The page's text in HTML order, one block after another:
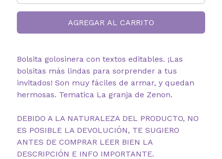
AGREGAR AL CARRITO
Bolsita golosinera con textos editables. ¡Las
bolsitas más lindas para sorprender a tus
invitados! Son muy fáciles de armar, y quedan
hermosas. Tematica La granja de Zenon.
DEBIDO A LA NATURALEZA DEL PRODUCTO, NO
ES POSIBLE LA DEVOLUCIÓN, TE SUGIERO
ANTES DE COMPRAR LEER BIEN LA
DESCRIPCIÓN E INFO IMPORTANTE.